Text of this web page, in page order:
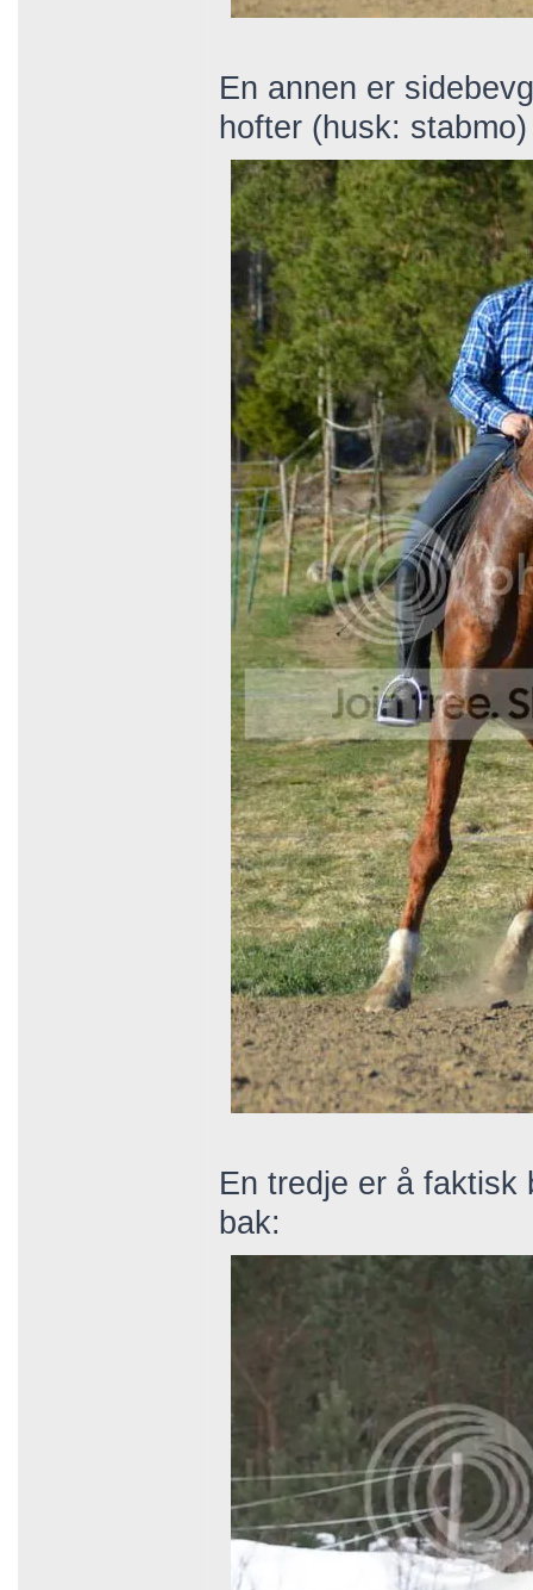
En annen er
hofter (husk: stabmo)
En tredje er å faktisk
bak: